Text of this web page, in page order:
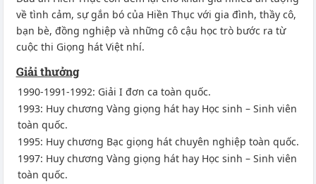
về tình cảm, sự gắn bó của Hiền Thục với gia đình, thầy cô,
bạn bè, đồng nghiệp và những cô cậu học trò bước ra từ
cuộc thi Giọng hát Việt nhí.
Giải thưởng
1990-1991-1992: Giải I đơn ca toàn quốc.
1993: Huy chương Vàng giọng hát hay Học sinh – Sinh viên
toàn quốc.
1995: Huy chương Bạc giọng hát chuyên nghiệp toàn quốc.
1997: Huy chương Vàng giọng hát hay Học sinh – Sinh viên
toàn quốc.